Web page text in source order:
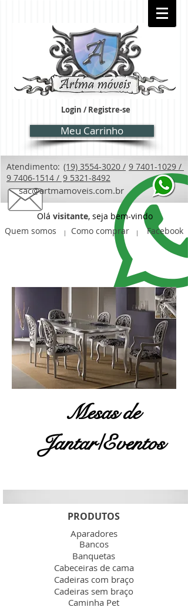
Login / Registre-se
Meu Carrinho
Atendimento:
sac@artmamoveis.com.br
(19) 3554-3020 / 9 7401-1029 /
9 5321-8492
9 7406-1514 /
Olá visitante, seja bem-vindo
Quem somos
Como comprar Facebook
Mesas de
Jantar/Eventos
PRODUTOS
Aparadores
Bancos
Banquetas
Cabeceiras de cama
Cadeiras com braço
Cadeiras sem braço
Caminha Pet